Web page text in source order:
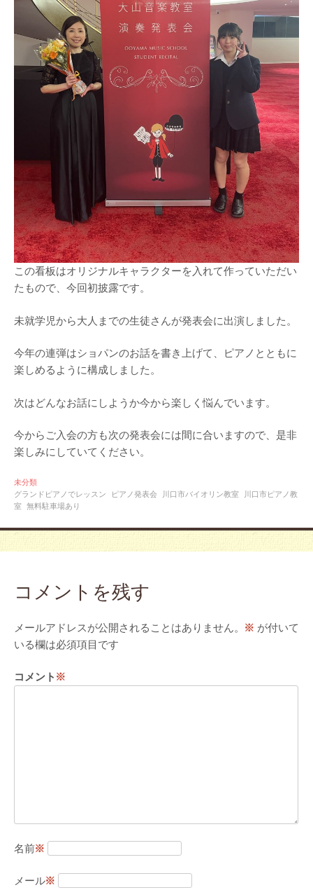
この看板はオリジナルキャラクターを入れて作っていただい
たもので、今回初披露です。
未就学児から大人までの生徒さんが発表会に出演しました。
今年の連弾はショパンのお話を書き上げて、ピアノとともに
楽しめるように構成しました。
次はどんなお話にしようか今から楽しく悩んでいます。
今からご入会の方も次の発表会には間に合いますので、是非
楽しみにしていてください。
未分類
グランドピアノでレッスン
ピアノ発表会 川口市バイオリン教室
川口市ピアノ教
室 無料駐車場あり
コメントを残す
メールアドレスが公開されることはありません。 ※ が付いて
いる欄は必須項目です
コメント※
名前※
メール※